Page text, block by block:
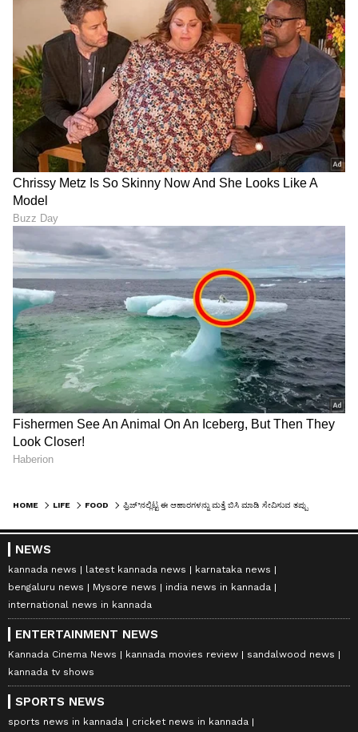
HOME LIFE FOOD
NEWS
kannada news latest kannada news
karnataka news
bengaluru news
Mysore news
india news in kannada
international news in kannada
ENTERTAINMENT NEWS
Kannada Cinema News kannada movies review
sandalwood news
kannada tv shows
SPORTS NEWS
sports news in kannada
cricket news in kannada